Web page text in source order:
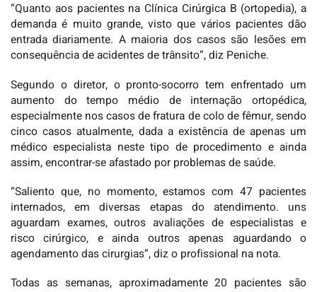
“Quanto aos pacientes na Clínica Cirúrgica B (ortopedia), a
demanda é muito grande, visto que vários pacientes dão
entrada diariamente. A maioria dos casos são lesões em
consequência de acidentes de trânsito”, diz Peniche.
Segundo o diretor, o pronto-socorro tem enfrentado um
aumento do tempo médio de internação ortopédica,
especialmente nos casos de fratura de colo de fêmur, sendo
cinco casos atualmente, dada a existência de apenas um
médico especialista neste tipo de procedimento e ainda
assim, encontrar-se afastado por problemas de saúde.
“Saliento que, no momento, estamos com 47 pacientes
internados, em diversas etapas do atendimento. uns
aguardam exames, outros avaliações de especialistas e
risco cirúrgico, e ainda outros apenas aguardando o
agendamento das cirurgias”, diz o profissional na nota.
Todas as semanas, aproximadamente 20 pacientes são